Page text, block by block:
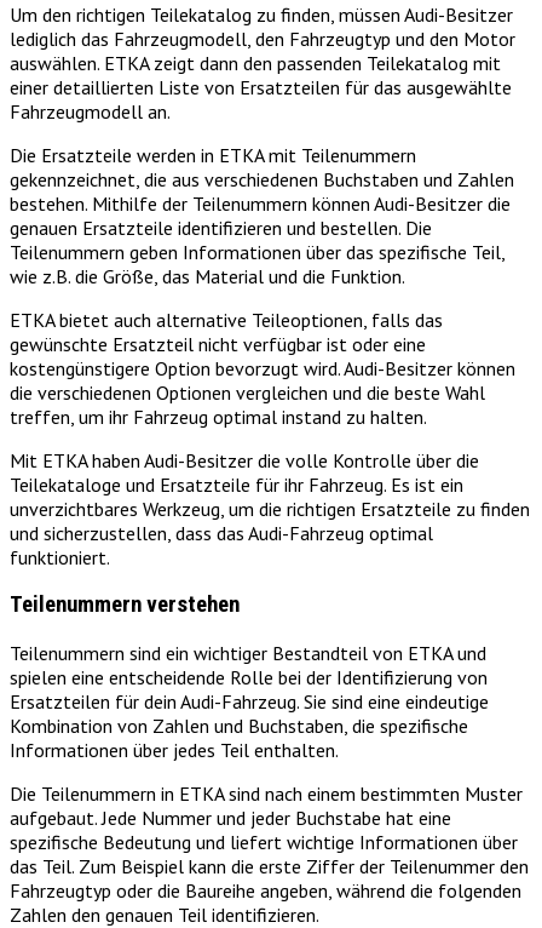
Um den richtigen Teilekatalog zu finden, müssen Audi-Besitzer
lediglich das Fahrzeugmodell, den Fahrzeugtyp und den Motor
auswählen. ETKA zeigt dann den passenden Teilekatalog mit
einer detaillierten Liste von Ersatzteilen für das ausgewählte
Fahrzeugmodell an.
Die Ersatzteile werden in ETKA mit Teilenummern
gekennzeichnet, die aus verschiedenen Buchstaben und Zahlen
bestehen. Mithilfe der Teilenummern können Audi-Besitzer die
genauen Ersatzteile identifizieren und bestellen. Die
Teilenummern geben Informationen über das spezifische Teil,
wie z.B. die Größe, das Material und die Funktion.
ETKA bietet auch alternative Teileoptionen, falls das
gewünschte Ersatzteil nicht verfügbar ist oder eine
kostengünstigere Option bevorzugt wird. Audi-Besitzer können
die verschiedenen Optionen vergleichen und die beste Wahl
treffen, um ihr Fahrzeug optimal instand zu halten.
Mit ETKA haben Audi-Besitzer die volle Kontrolle über die
Teilekataloge und Ersatzteile für ihr Fahrzeug. Es ist ein
unverzichtbares Werkzeug, um die richtigen Ersatzteile zu finden
und sicherzustellen, dass das Audi-Fahrzeug optimal
funktioniert.
Teilenummern verstehen
Teilenummern sind ein wichtiger Bestandteil von ETKA und
spielen eine entscheidende Rolle bei der Identifizierung von
Ersatzteilen für dein Audi-Fahrzeug. Sie sind eine eindeutige
Kombination von Zahlen und Buchstaben, die spezifische
Informationen über jedes Teil enthalten.
Die Teilenummern in ETKA sind nach einem bestimmten Muster
aufgebaut. Jede Nummer und jeder Buchstabe hat eine
spezifische Bedeutung und liefert wichtige Informationen über
das Teil. Zum Beispiel kann die erste Ziffer der Teilenummer den
Fahrzeugtyp oder die Baureihe angeben, während die folgenden
Zahlen den genauen Teil identifizieren.